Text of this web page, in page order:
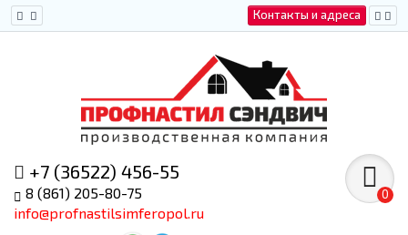
Контакты и адреса
+7 (36522) 456-55
8 (861) 205-80-75
info@profnastilsimferopol.ru
0